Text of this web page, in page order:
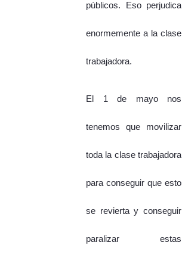
públicos. Eso perjudica
enormemente a la clase
trabajadora.
El 1 de mayo nos
tenemos que movilizar
toda la clase trabajadora
para conseguir que esto
se revierta y conseguir
paralizar estas